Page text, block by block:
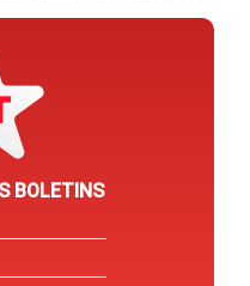
BOLETINS